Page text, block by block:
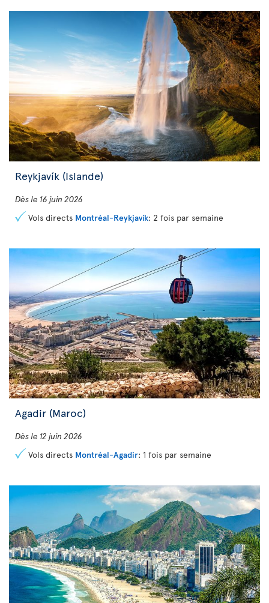
Reykjavík (Islande)
Dès le 16 juin 2026
Vols directs Montréal-Reykjavík: 2 fois par semaine
Agadir (Maroc)
Dès le 12 juin 2026
Vols directs Montréal-Agadir: 1 fois par semaine